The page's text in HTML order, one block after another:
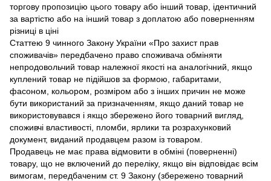
торгову пропозицію цього товару або інший товар, ідентичний
за вартістю або на інший товар з доплатою або поверненням
різниці в ціні
Статтею 9 чинного Закону України «Про захист прав
споживачів» передбачено право споживача обміняти
непродовольчий товар належної якості на аналогічний, якщо
куплений товар не підійшов за формою, габаритами,
фасоном, кольором, розміром або з інших причин не може
бути використаний за призначенням, якщо даний товар не
використовувався і якщо збережено його товарний вигляд,
споживчі властивості, пломби, ярлики та розрахунковий
документ, виданий продавцем разом із товаром.
Продавець не має права відмовити в обміні (поверненні)
товару, що не включений до переліку, якщо він відповідає всім
вимогам, передбаченим ст. 9 Закону (збережено товарний